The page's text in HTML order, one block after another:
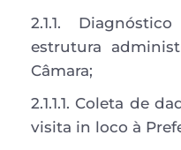
2.1.1.
estrutura
Câmara;
2.1.1.1. Coleta de
visita in loco à